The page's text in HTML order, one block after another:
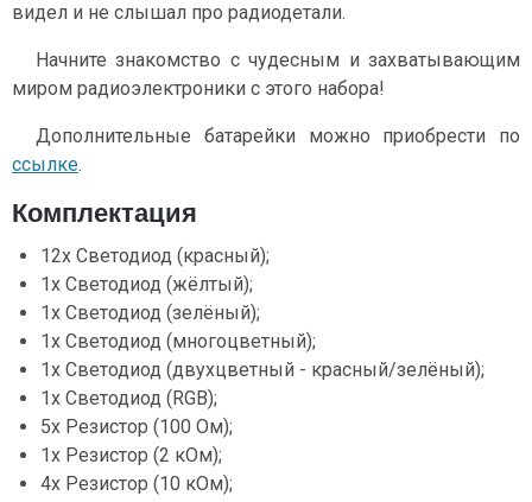
видел и не слышал про радиодетали.
Начните знакомство с чудесным и захватывающим
миром радиоэлектроники с этого набора!
Дополнительные батарейки можно приобрести по
ссылке.
Комплектация
12х Светодиод (красный);
1х Светодиод (жёлтый);
1х Светодиод (зелёный);
1х Светодиод (многоцветный);
1х Светодиод (двухцветный - красный/зелёный);
1х Светодиод (RGB);
5х Резистор (100 Ом);
1х Резистор (2 кОм);
4х Резистор (10 кОм);